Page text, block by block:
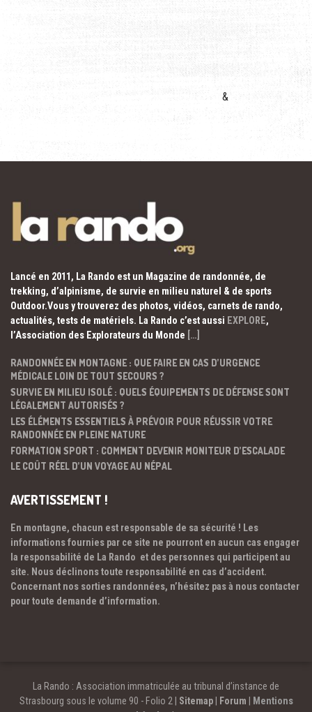
&
Lancé en 2011, La Rando est un Magazine de randonnée, de
trekking, d’alpinisme, de survie en milieu naturel & de sports
Outdoor.Vous y trouverez des photos, vidéos, carnets de rando,
actualités, tests de matériels. La Rando c’est aussi EXPLORE,
l’Association des Explorateurs du Monde […]
RANDONNÉE EN MONTAGNE : QUE FAIRE EN CAS D’URGENCE
MÉDICALE LOIN DE TOUT SECOURS ?
SURVIE EN MILIEU ISOLÉ : QUELS ÉQUIPEMENTS DE DÉFENSE SONT
LÉGALEMENT AUTORISÉS ?
LES ÉLÉMENTS ESSENTIELS À PRÉVOIR POUR RÉUSSIR VOTRE
RANDONNÉE EN PLEINE NATURE
FORMATION SPORT : COMMENT DEVENIR MONITEUR D’ESCALADE
LE COÛT RÉEL D’UN VOYAGE AU NÉPAL
AVERTISSEMENT !
En montagne, chacun est responsable de sa sécurité ! Les
informations fournies par ce site ne pourront en aucun cas engager
la responsabilité de La Rando et des personnes qui participent au
site. Nous déclinons toute responsabilité en cas d’accident.
Concernant nos sorties randonnées, n’hésitez pas à nous contacter
pour toute demande d’information.
La Rando : Association immatriculée au tribunal d’instance de
Strasbourg sous le volume 90 - Folio 2 | Sitemap| Forum
Mentions